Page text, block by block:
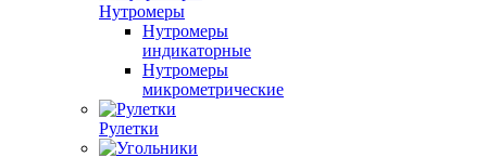
Нутромеры
Нутромеры
индикаторные
Нутромеры
микрометрические
Рулетки